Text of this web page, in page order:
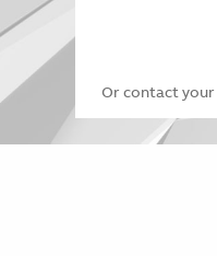
Or contact your